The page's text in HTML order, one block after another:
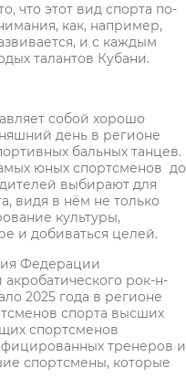
что этот вид спорта по-
как, например,
и с каждым
талантов Кубани.
собой хорошо
день в регионе
бальных танцев.
юных спортсменов до
выбирают для
видя в нём не только
культуры,
и добиваться целей.
Федерации
рок-н-
2025 года в регионе
спорта высших
спортсменов
тренеров и
спортсмены, которые